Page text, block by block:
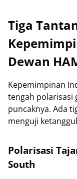
Tiga
Dewan
Kepemimpinan
tengah polarisasi
puncaknya. Ada
menguji
Polarisasi
South